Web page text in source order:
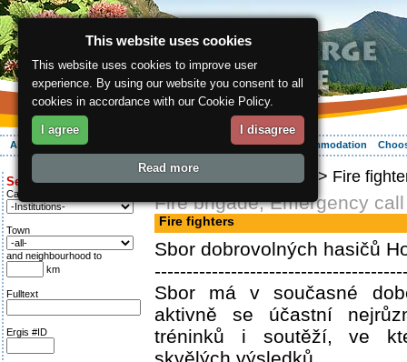
About the region Your vacation Accommodation
Search for:
Category
Town
and neighbourhood to
km
Fulltext
Ergis #ID
ergis.cz Info service > Fire
Fire brigade, Emergency call
Fire fighters
Sbor dobrovolných hasičů
Sbor má v současné
aktivně se účastní
tréninků i soutěží, ve
This website uses cookies
This website uses cookies to improve user
experience. By using our website you consent to all
cookies in accordance with our Cookie Policy.
I agree I disagree
Read more